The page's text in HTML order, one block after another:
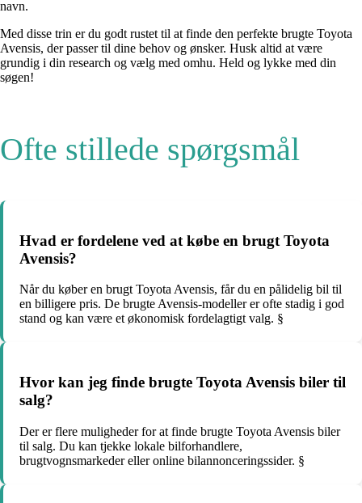
navn.
Med disse trin er du godt rustet til at finde den perfekte brugte Toyota
Avensis, der passer til dine behov og ønsker. Husk altid at være
grundig i din research og vælg med omhu. Held og lykke med din
søgen!
Ofte stillede spørgsmål
Hvad er fordelene ved at købe en brugt Toyota
Avensis?
Når du køber en brugt Toyota Avensis, får du en pålidelig bil til
en billigere pris. De brugte Avensis-modeller er ofte stadig i god
stand og kan være et økonomisk fordelagtigt valg. §
Hvor kan jeg finde brugte Toyota Avensis biler til
salg?
Der er flere muligheder for at finde brugte Toyota Avensis biler
til salg. Du kan tjekke lokale bilforhandlere,
brugtvognsmarkeder eller online bilannonceringssider. §